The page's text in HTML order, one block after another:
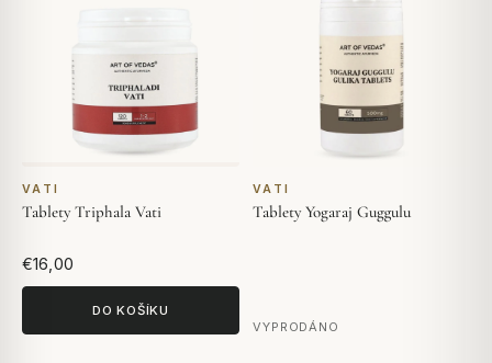
VATI
Tablety Triphala Vati
€16,00
DO KOŠÍKU
VATI
Tablety Yogaraj Guggulu
VYPRODÁNO